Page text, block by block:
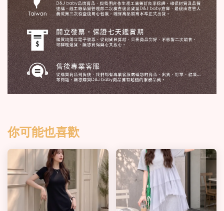
你可能也喜歡